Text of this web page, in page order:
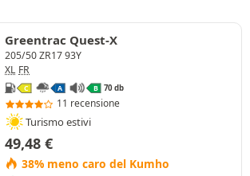
Greentrac Quest-X
205/50 ZR17 93Y
XL FR
C A B 70 db
11 recensione
Turismo estivi
49,48 €
38% meno caro del Kumho